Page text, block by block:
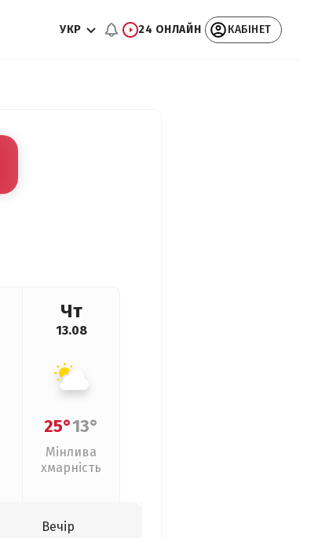
УКР 24 ОНЛАЙН КАБІНЕТ
Чт
13.08
25°13°
Мінлива
хмарність
Вечір